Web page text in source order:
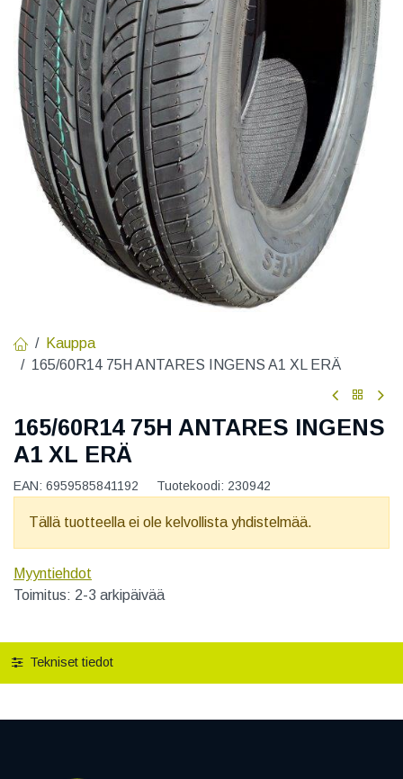
Kauppa
165/60R14 75H ANTARES INGENS A1 XL ERÄ
165/60R14 75H ANTARES INGENS
A1 XL ERÄ
EAN: 6959585841192 Tuotekoodi: 230942
Tällä tuotteella ei ole kelvollista yhdistelmää.
Myyntiehdot
Toimitus: 2-3 arkipäivää
Tekniset tiedot